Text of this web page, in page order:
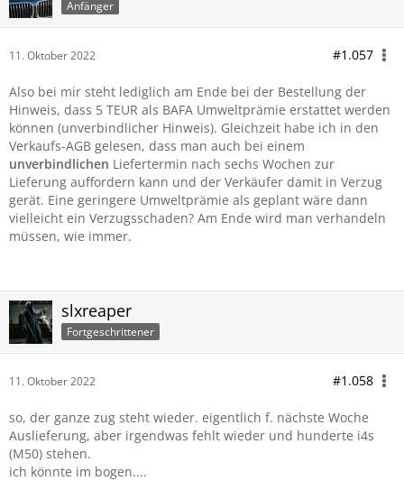
Anfänger
11. Oktober 2022 #1.057
Also bei mir steht lediglich am Ende bei der Bestellung der
Hinweis, dass 5 TEUR als BAFA Umweltprämie erstattet werden
können (unverbindlicher Hinweis). Gleichzeit habe ich in den
Verkaufs-AGB gelesen, dass man auch bei einem
unverbindlichen Liefertermin nach sechs Wochen zur
Lieferung auffordern kann und der Verkäufer damit in Verzug
gerät. Eine geringere Umweltprämie als geplant wäre dann
vielleicht ein Verzugsschaden? Am Ende wird man verhandeln
müssen, wie immer.
slxreaper
Fortgeschrittener
11. Oktober 2022 #1.058
so, der ganze zug steht wieder. eigentlich f. nächste Woche
Auslieferung, aber irgendwas fehlt wieder und hunderte i4s
(M50) stehen.
ich könnte im bogen....